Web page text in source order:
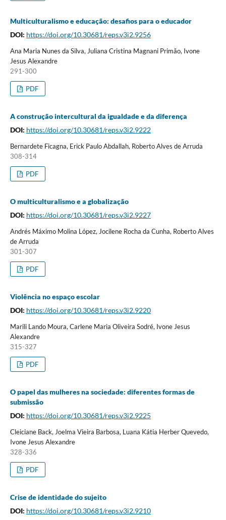
Multiculturalismo e educação: desafios para o educador
DOI: https://doi.org/10.30681/reps.v3i2.9256
Ana Maria Nunes da Silva, Juliana Cristina Magnani Primão, Ivone
Jesus Alexandre
291-300
PDF
A construção intercultural da igualdade e da diferença
DOI: https://doi.org/10.30681/reps.v3i2.9222
Bernardete Ficagna, Erick Paulo Abdallah, Roberto Alves de Arruda
308-314
PDF
O multiculturalismo e a globalização
DOI: https://doi.org/10.30681/reps.v3i2.9227
Andrés Máximo Molina López, Jocilene Rocha da Cunha, Roberto Alves
de Arruda
301-307
PDF
Violência no espaço escolar
DOI: https://doi.org/10.30681/reps.v3i2.9220
Marili Lando Moura, Carlene Maria Oliveira Sodré, Ivone Jesus
Alexandre
315-327
PDF
O papel das mulheres na sociedade: diferentes formas de
submissão
DOI: https://doi.org/10.30681/reps.v3i2.9225
Cleiciane Back, Joelma Vieira Barbosa, Luana Kátia Herber Quevedo,
Ivone Jesus Alexandre
328-336
PDF
Crise de identidade do sujeito
DOI: https://doi.org/10.30681/reps.v3i2.9210